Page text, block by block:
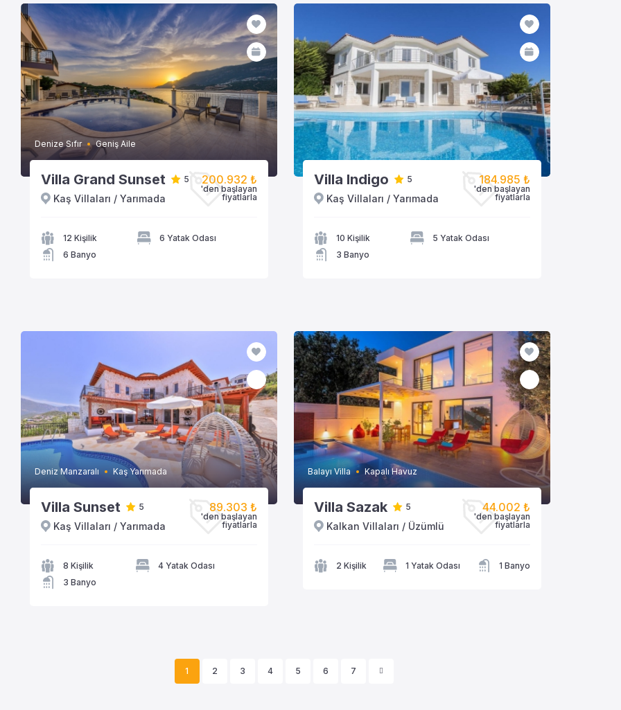
Denize Sıfır Geniş Aile
Villa Grand Sunset 5
Kaş Villaları / Yarımada
200.932 ₺
'den başlayan
fiyatlarla
12 Kişilik
6 Yatak Odası
6 Banyo
VİLLAYA GÖZAT
Villa Indigo 5
Kaş Villaları / Yarımada
184.985 ₺
'den başlayan
fiyatlarla
10 Kişilik
5 Yatak Odası
3 Banyo
VİLLAYA GÖZAT
Deniz Manzaralı Kaş Yarımada
Villa Sunset 5
Kaş Villaları / Yarımada
89.303 ₺
'den başlayan
fiyatlarla
8 Kişilik
4 Yatak Odası
3 Banyo
VİLLAYA GÖZAT
Balayı Villa Kapalı Havuz
Villa Sazak 5
Kalkan Villaları / Üzümlü
44.002 ₺
'den başlayan
fiyatlarla
2 Kişilik 1 Yatak Odası 1 Banyo
VİLLAYA GÖZAT
1 2 3 4 5 6 7